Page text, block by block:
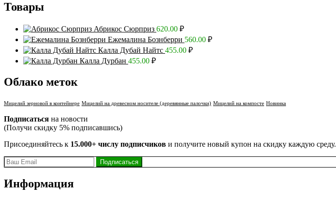
Товары
Абрикос Сюрприз 620.00 ₽
Ежемалина Бознберри 560.00 ₽
Калла Дубай Найтс 455.00 ₽
Калла Дурбан 455.00 ₽
Облако меток
Мицелий зерновой в контейнере Мицелий на древесном носителе (деревянные палочки) Мицелий на компосте Новинка
Подписаться на новости
(Получи скидку 5% подписавшись)
Присоединяйтесь к 15.000+ числу подписчиков и получите новый купон на скидку каждую среду.
Информация